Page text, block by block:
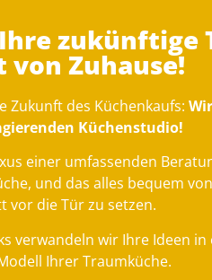
zukünftige
von Zuhause!
Zukunft des Küchenkaufs:
Küchenstudio!
einer umfassenden
und das alles bequem
vor die Tür zu setzen.
verwandeln wir Ihre Ideen in
Ihrer Traumküche.